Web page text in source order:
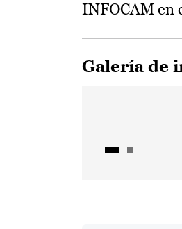
INFOCAM en
Galería de